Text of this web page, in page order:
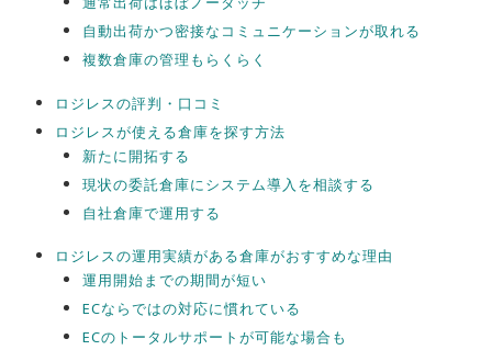
自動出荷かつ密接なコミュニケーションが取れる
複数倉庫の管理もらくらく
ロジレスの評判・口コミ
ロジレスが使える倉庫を探す方法
新たに開拓する
現状の委託倉庫にシステム導入を相談する
自社倉庫で運用する
ロジレスの運用実績がある倉庫がおすすめな理由
運用開始までの期間が短い
ECならではの対応に慣れている
ECのトータルサポートが可能な場合も